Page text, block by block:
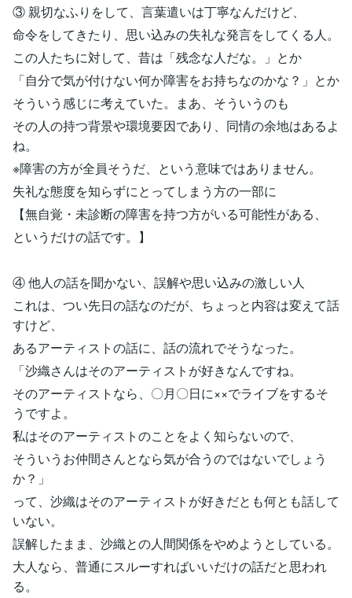
③ 親切なふりをして、言葉遣いは丁寧なんだけど、
命令をしてきたり、思い込みの失礼な発言をしてくる人。
この人たちに対して、昔は「残念な人だな。」とか
「自分で気が付けない何か障害をお持ちなのかな？」とか
そういう感じに考えていた。まあ、そういうのも
その人の持つ背景や環境要因であり、同情の余地はあるよ
ね。
※障害の方が全員そうだ、という意味ではありません。
失礼な態度を知らずにとってしまう方の一部に
【無自覚・未診断の障害を持つ方がいる可能性がある、
というだけの話です。】
④ 他人の話を聞かない、誤解や思い込みの激しい人
これは、つい先日の話なのだが、ちょっと内容は変えて話
すけど、
あるアーティストの話に、話の流れでそうなった。
「沙織さんはそのアーティストが好きなんですね。
そのアーティストなら、〇月〇日に××でライブをするそ
うですよ。
私はそのアーティストのことをよく知らないので、
そういうお仲間さんとなら気が合うのではないでしょう
か？」
って、沙織はそのアーティストが好きだとも何とも話して
いない。
誤解したまま、沙織との人間関係をやめようとしている。
大人なら、普通にスルーすればいいだけの話だと思われ
る。